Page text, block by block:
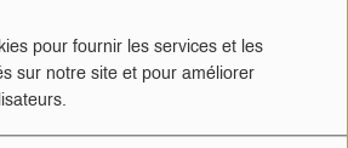
pour fournir les services et les
sur notre site et pour améliorer
... du Village !
#2 - la protection de la nature avec